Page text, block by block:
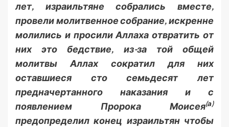
лет, израильтяне собрались вместе,
провели молитвенное собрание, искренне
молились и просили Аллаха отвратить от
них это бедствие, из-за той общей
молитвы Аллах сократил для них
оставшиеся сто семьдесят лет
предначертанного наказания и с
появлением Пророка Моисея(а)
предопределил конец израильтян чтобы